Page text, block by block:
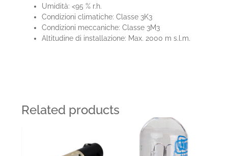
Umidità: <95 % r.h.
Condizioni climatiche: Classe 3K3
Condizioni meccaniche: Classe 3M3
Altitudine di installazione: Max. 2000 m s.l.m.
Related products